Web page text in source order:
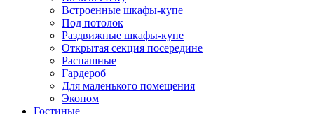
Встроенные шкафы-купе
Под потолок
Раздвижные шкафы-купе
Открытая секция посередине
Распашные
Гардероб
Для маленького помещения
Эконом
Гостиные